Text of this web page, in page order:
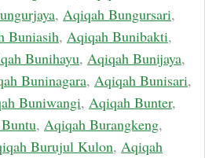
, Aqiqah Bungursari,
Buniasih, Aqiqah Bunibakti,
Bunihayu, Aqiqah Bunijaya,
Buninagara, Aqiqah Bunisari,
Buniwangi, Aqiqah Bunter,
, Aqiqah Burangkeng,
Burujul Kulon, Aqiqah